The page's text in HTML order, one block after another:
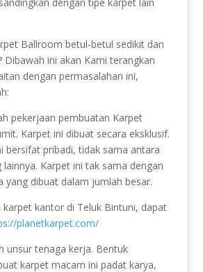
Ballroom betul-betul sedikit dan
Dibawah ini akan Kami terangkan
dengan permasalahan ini,
pekerjaan pembuatan Karpet
Karpet ini dibuat secara eksklusif.
bersifat pribadi, tidak sama antara
lainnya. Karpet ini tak sama dengan
yang dibuat dalam jumlah besar.
karpet kantor di Teluk Bintuni, dapat
planetkarpet.com/
unsur tenaga kerja. Bentuk
karpet macam ini padat karya,